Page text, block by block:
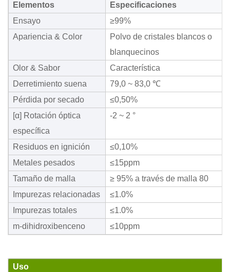
Elementos
Especificaciones
Ensayo
≥99%
Apariencia & Color
Polvo de cristales blancos o
blanquecinos
Olor & Sabor
Característica
Derretimiento suena
79,0 ~ 83,0 ℃
Pérdida por secado
≤0,50%
[α] Rotación óptica
específica
-2 ~ 2 °
Residuos en ignición
≤0,10%
Metales pesados
≤15ppm
Tamaño de malla
≥ 95% a través de malla 80
Impurezas relacionadas
≤1.0%
Impurezas totales
≤1.0%
m-dihidroxibenceno
≤10ppm
Uso